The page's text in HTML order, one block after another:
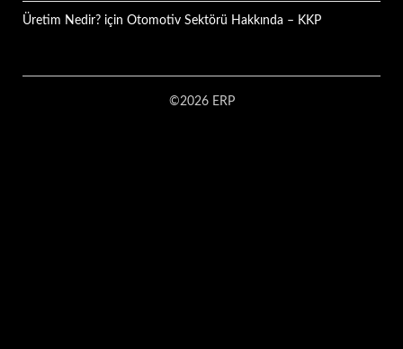
Üretim Nedir? için Otomotiv Sektörü Hakkında – KKP
©2026 ERP